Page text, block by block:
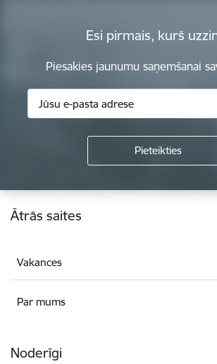
Esi pirmais, kurš
Piesakies jaunumu saņemšanai
Kājene
Ātrās saites
Vakances
Par mums
Noderīgi